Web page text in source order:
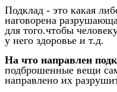
Подклад - это какая
наговорена
для того.чтобы
у него здоровье и т.д.
На что направлен
подброшенные вещи
направлено их